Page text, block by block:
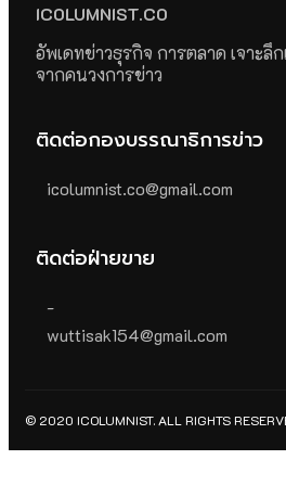
ICOLUMNIST.CO
อัพเดทข่าวธุรกิจ การตลาด เจาะลึ
จากคนวงการข่าว
ติดต่อกองบรรณาธิการข่าว
icolumnist.co@gmail.com
ติดต่อฝ่ายขาย
-
wuttisak154@gmail.com
© 2020 ICOLUMNIST. ALL RIGHTS